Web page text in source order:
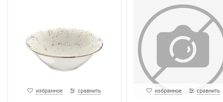
избранное сравнить избранное сравнить